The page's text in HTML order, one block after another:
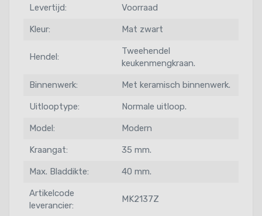
Levertijd: Voorraad
Kleur: Mat zwart
Hendel:
Tweehendel
keukenmengkraan.
Binnenwerk: Met keramisch binnenwerk.
Uitlooptype: Normale uitloop.
Model: Modern
Kraangat: 35 mm.
Max. Bladdikte: 40 mm.
Artikelcode
leverancier:
MK2137Z